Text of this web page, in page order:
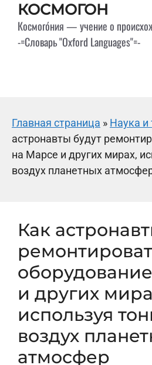
КОСМОГОН
Космого́ния — учение о
-=Словарь "Oxford Languages"=-
Главная страница » Наука и
астронавты будут
на Марсе и других мирах,
воздух планетных
Как
и других
используя
воздух
атмосфер